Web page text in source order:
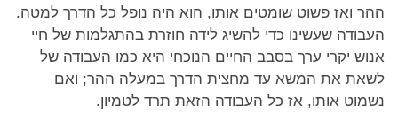
ההר ואז פשוט שומטים אותו, הוא היה נופל כל הדרך למטה.
העבודה שעשינו כדי להשיג לידה חוזרת בהתגלמות של חיי
אנוש יקרי ערך בסבב החיים הנוכחי היא כמו העבודה של
לשאת את המשא עד מחצית הדרך במעלה ההר; ואם
נשמוט אותו, אז כל העבודה הזאת תרד לטמיון.